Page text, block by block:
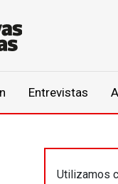
Entrevistas
Utilizamos